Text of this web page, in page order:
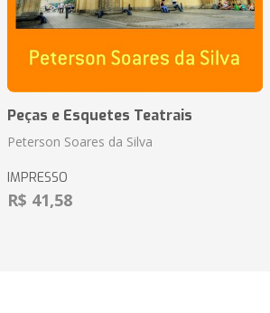
Peças e Esquetes Teatrais
Peterson Soares da Silva
IMPRESSO
R$ 41,58